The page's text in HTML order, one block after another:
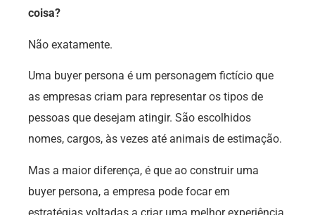
coisa?
Não exatamente.
Uma buyer persona é um personagem fictício que
as empresas criam para representar os tipos de
pessoas que desejam atingir. São escolhidos
nomes, cargos, às vezes até animais de estimação.
Mas a maior diferença, é que ao construir uma
buyer persona, a empresa pode focar em
estratégias voltadas a criar uma melhor experiência